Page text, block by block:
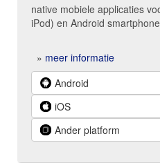
native mobiele applicaties
iPod) en Android
» meer informatie
Android
iOS
Ander platform